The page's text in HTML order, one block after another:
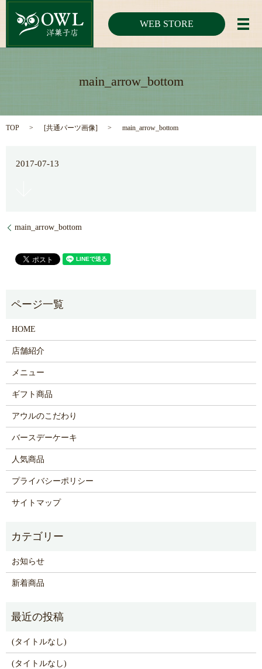
WEB STORE メ
main_arrow_bottom
TOP [共通パーツ画像] main_arrow_bottom
2017-07-13
main_arrow_bottom
HOME
店舗紹介
メニュー
ギフト商品
アウルのこだわり
バースデーケーキ
人気商品
プライバシーポリシー
サイトマップ
お知らせ
新着商品
(タイトルなし)
(タイトルなし)